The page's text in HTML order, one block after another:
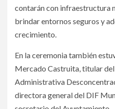
contarán con infraestructura
brindar entornos seguros y
crecimiento.
En la ceremonia también
Mercado Castruita, titular
Administrativa
directora general del DIF